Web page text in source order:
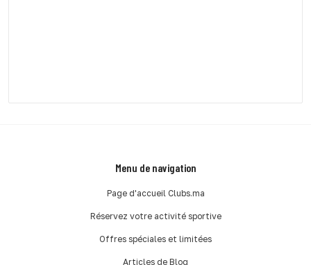
Menu de navigation
Page d'accueil Clubs.ma
Réservez votre activité sportive
Offres spéciales et limitées
Articles de Blog